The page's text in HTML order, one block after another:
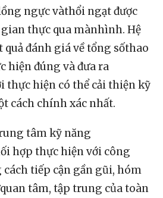
ngựcvàthổi ngạtđược
gianthực qua mànhình. Hệ
quảđánh giávềtổng sốthao
hiệnđúng vàđưara
thựchiện có thể cảithiệnkỹ
cách chínhxác nhất.
tâmkỹ năng
hợp thựchiệnvới công
cáchtiếp cận gần gũi, hóm
quantâm, tập trung củatoàn